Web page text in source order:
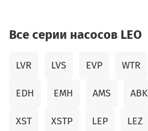
Все серии насосов LEO
LVR LVS EVP WTR
EDH EMH AMS ABK
XST XSTP LEP LEZ